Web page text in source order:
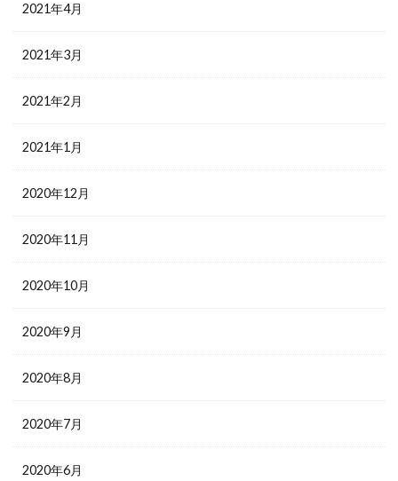
2021年4月
2021年3月
2021年2月
2021年1月
2020年12月
2020年11月
2020年10月
2020年9月
2020年8月
2020年7月
2020年6月